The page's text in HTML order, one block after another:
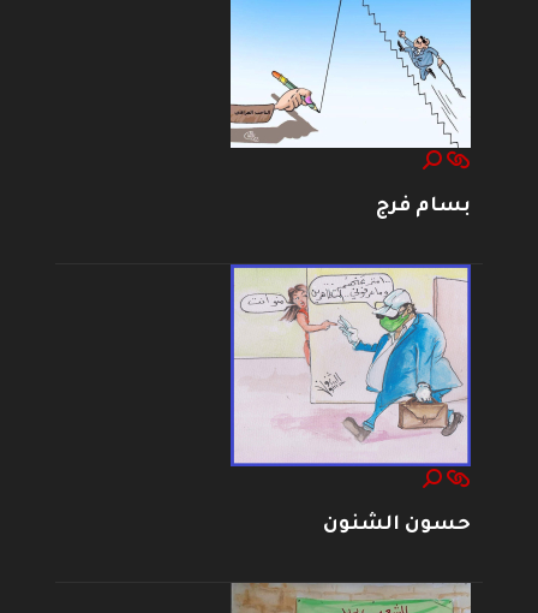
بسام فرج
حسون الشنون